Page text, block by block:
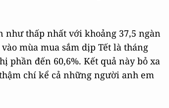
như thấp nhất với khoảng 37,5 ngàn
mùa mua sắm dịp Tết là tháng
phần đến 60,6%. Kết quả này bỏ xa
chí kể cả những người anh em